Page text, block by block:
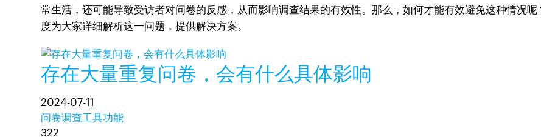
常生活，还可能导致受访者对问卷的反感，从而影响调查结果的有效性。那么，如何才能有效避免这种情况
度为大家详细解析这一问题，提供解决方案。
存在大量重复问卷，会有什么具体影响
2024-07-11
问卷调查工具功能
322